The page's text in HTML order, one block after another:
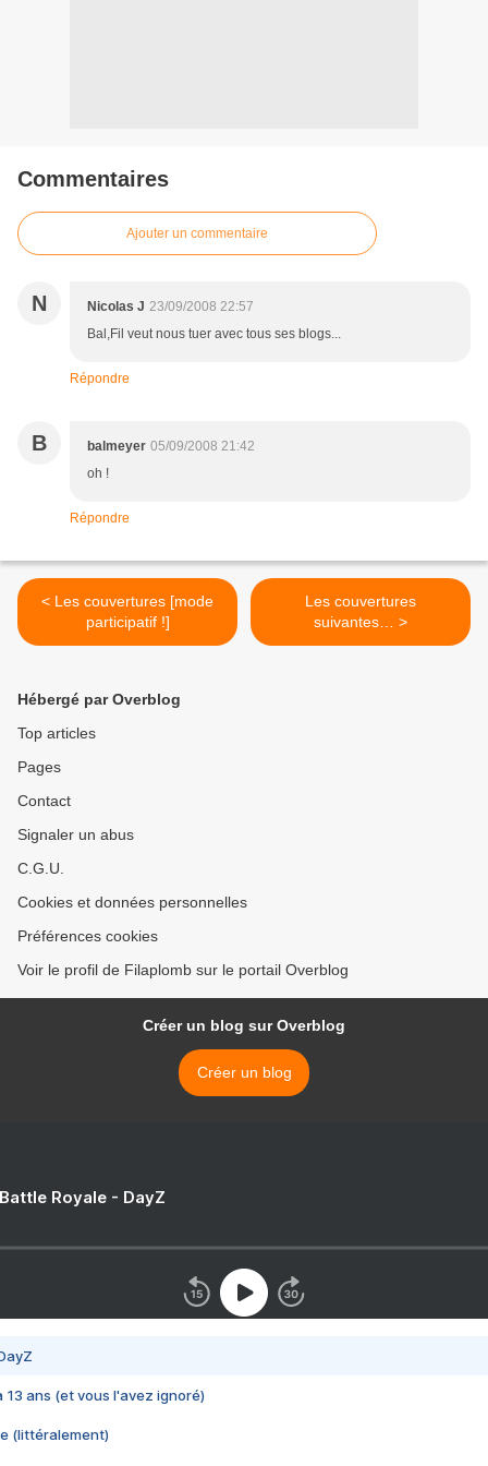
Commentaires
Ajouter un commentaire
N Nicolas J 23/09/2008 22:57
Bal,Fil veut nous tuer avec tous ses blogs...
Répondre
B balmeyer 05/09/2008 21:42
oh !
Répondre
< Les couvertures [mode
participatif !]
Les couvertures
suivantes… >
Hébergé par Overblog
Top articles
Pages
Contact
Signaler un abus
C.G.U.
Cookies et données personnelles
Préférences cookies
Voir le profil de Filaplomb sur le portail Overblog
Créer un blog sur Overblog
Créer un blog
Royale - DayZ
13 ans (et vous l'avez ignoré)
(littéralement)